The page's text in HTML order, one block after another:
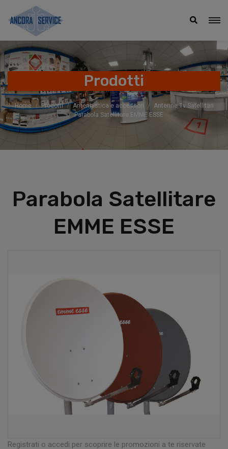
Prodotti
Home Prodotti Antennistica e accessori
Antenne Tv Satellitari
Parabola Satellitare EMME ESSE
Parabola Satellitare
EMME ESSE
Registrati o accedi per scoprire le promozioni a te riservate